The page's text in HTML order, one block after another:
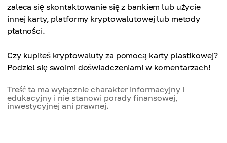
zaleca się skontaktowanie się z bankiem lub użycie
innej karty, platformy kryptowalutowej lub metody
płatności.
Czy kupiłeś kryptowaluty za pomocą karty plastikowej?
Podziel się swoimi doświadczeniami w komentarzach!
Treść ta ma wyłącznie charakter informacyjny i
edukacyjny i nie stanowi porady finansowej,
inwestycyjnej ani prawnej.